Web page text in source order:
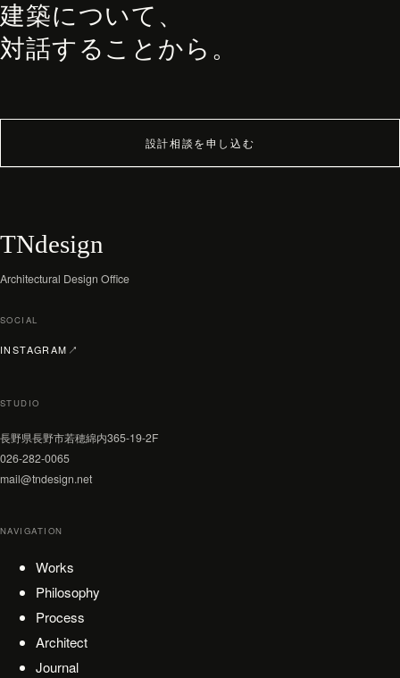
JOURNAL
archive
建築について、
対話することから。
設計相談を申し込む
TNdesign
Architectural Design Office
SOCIAL
INSTAGRAM ↗
（新しいタブで開く）
STUDIO
長野県長野市若穂綿内365-19-2F
026-282-0065
mail@tndesign.net
NAVIGATION
Works
Philosophy
Process
Architect
Journal